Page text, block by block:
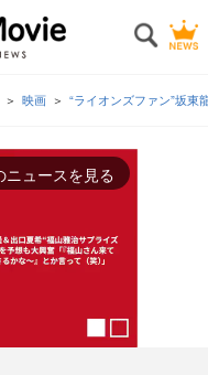
映画 “ライオンズファン”坂
ニュースを見る